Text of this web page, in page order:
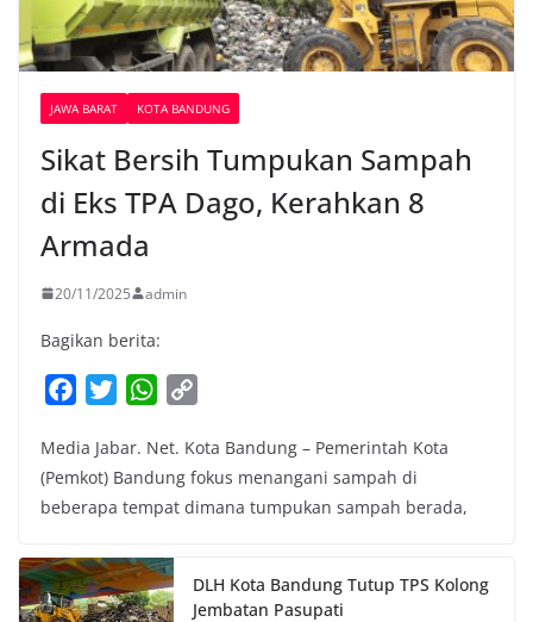
JAWA BARAT KOTA BANDUNG
Sikat Bersih Tumpukan Sampah
di Eks TPA Dago, Kerahkan 8
Armada
20/11/2025 admin
Bagikan berita:
c
e
b
o
k
i
t
t
r
W
a
t
s
p
p
p
y
L
n
k
Media Jabar. Net. Kota Bandung – Pemerintah Kota
(Pemkot) Bandung fokus menangani sampah di
beberapa tempat dimana tumpukan sampah berada,
DLH Kota Bandung Tutup TPS Kolong
Jembatan Pasupati